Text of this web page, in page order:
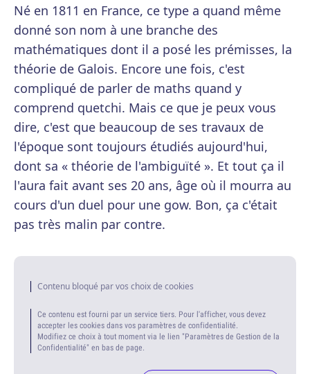
Né en 1811 en France, ce type a quand même
donné son nom à une branche des
mathématiques dont il a posé les prémisses, la
théorie de Galois. Encore une fois, c'est
compliqué de parler de maths quand y
comprend quetchi. Mais ce que je peux vous
dire, c'est que beaucoup de ses travaux de
l'époque sont toujours étudiés aujourd'hui,
dont sa « théorie de l'ambiguïté ». Et tout ça il
l'aura fait avant ses 20 ans, âge où il mourra au
cours d'un duel pour une gow. Bon, ça c'était
pas très malin par contre.
Contenu bloqué par vos choix de cookies
Ce contenu est fourni par un service tiers. Pour l'afficher, vous devez
accepter les cookies dans vos paramètres de confidentialité.
Modifiez ce choix à tout moment via le lien "Paramètres de Gestion de la
Confidentialité" en bas de page.